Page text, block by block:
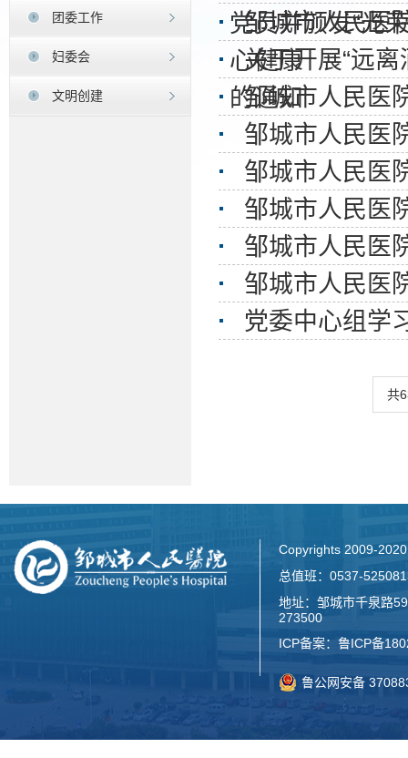
团委工作
妇委会
文明创建
党员并颁发“光
邹城市人民医
心健康
关于开展“远
的通知
邹城市人民医
邹城市人民医
邹城市人民医
邹城市人民医
邹城市人民医
邹城市人民医
党委中心组学
共
Copyrights 2009-
总值班：0537-
地址：邹城市千泉路
273500
ICP备案： 鲁ICP备
鲁公网安备